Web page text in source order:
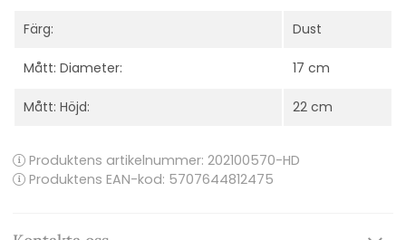
Färg: Dust
Mått: Diameter: 17 cm
Mått: Höjd: 22 cm
Produktens artikelnummer: 202100570-HD
Produktens EAN-kod: 5707644812475